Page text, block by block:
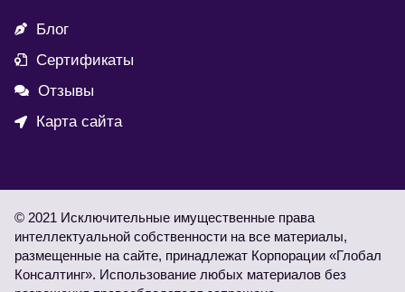
Блог
Сертификаты
Отзывы
Карта сайта
© 2021 Исключительные имущественные права
интеллектуальной собственности на все материалы,
размещенные на сайте, принадлежат Корпорации «Глобал
Консалтинг». Использование любых материалов без